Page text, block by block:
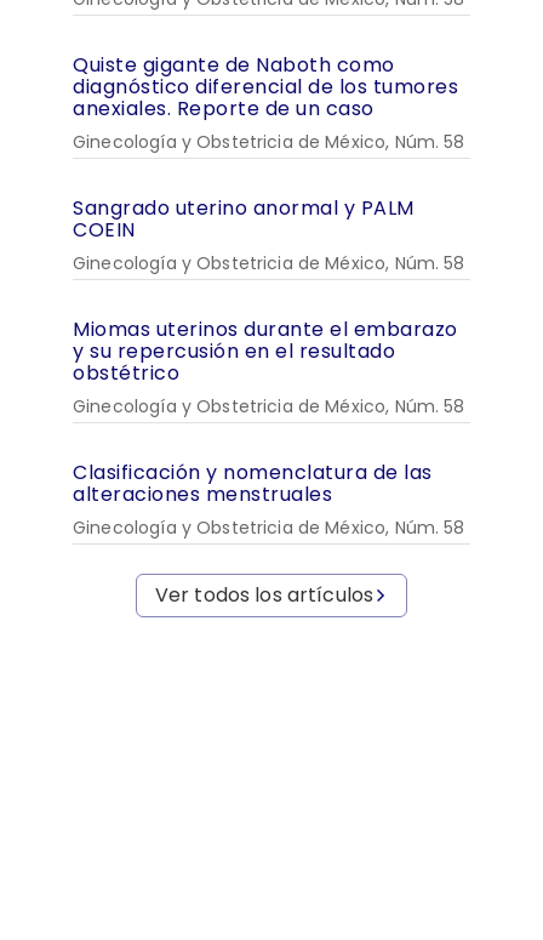
Quiste gigante de Naboth como
diagnóstico diferencial de los tumores
anexiales. Reporte de un caso
Ginecología y Obstetricia de México, Núm. 58
Sangrado uterino anormal y PALM
COEIN
Ginecología y Obstetricia de México, Núm. 58
Miomas uterinos durante el embarazo
y su repercusión en el resultado
obstétrico
Ginecología y Obstetricia de México, Núm. 58
Clasificación y nomenclatura de las
alteraciones menstruales
Ginecología y Obstetricia de México, Núm. 58
Ver todos los artículos